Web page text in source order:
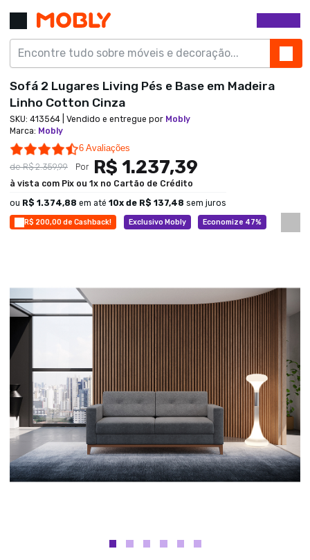
R$ 200,00 de Cashback! Exclusivo Mobly Economize 47%
Sofá 2 Lugares Living Pés e Base em Madeira
Linho Cotton Cinza
SKU: 413564 | Vendido e entregue por Mobly
Marca: Mobly
4.7 star rating
6 Avaliações
deR$ 2.359,99 Por R$ 1.237,39
à vista com Pix ou 1x no Cartão de Crédito
ou R$ 1.374,88 em até 10x de R$ 137,48 sem juros